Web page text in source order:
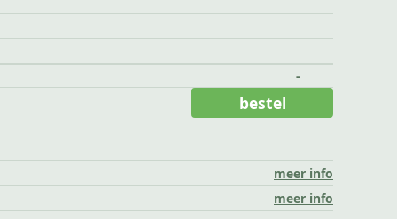
-
meer info
meer info
bestel